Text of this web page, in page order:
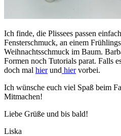
Ich finde, die Plissees passen
Fensterschmuck, an einem
Weihnachtsschmuck im Baum.
Formen noch Tutorials parat. Falls
doch mal hierund hiervorbei.
Ich wünsche euch viel Spaß beim
Mitmachen!
Liebe Grüße und bis bald!
Liska